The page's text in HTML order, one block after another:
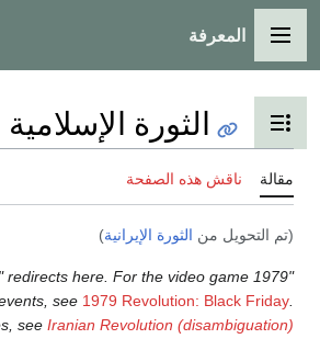
القائمة الرئيسية
المعرفة
تبديل عرض جدول المحتويات
الثورة
مقالة ناقش هذه الصفحة
(تم التحويل من الثورة الإيرانية)
redirects here. For the video game
see 1979 Revolution: Black Friday
see Iranian Revolution (disambiguation)